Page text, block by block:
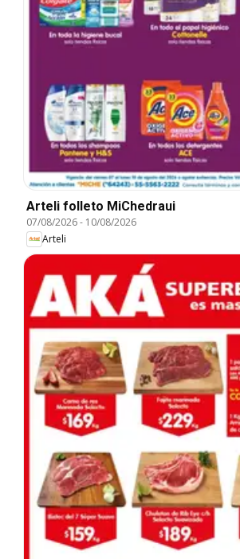
Arteli folleto MiChedraui
07/08/2026- 10/08/2026
Arteli